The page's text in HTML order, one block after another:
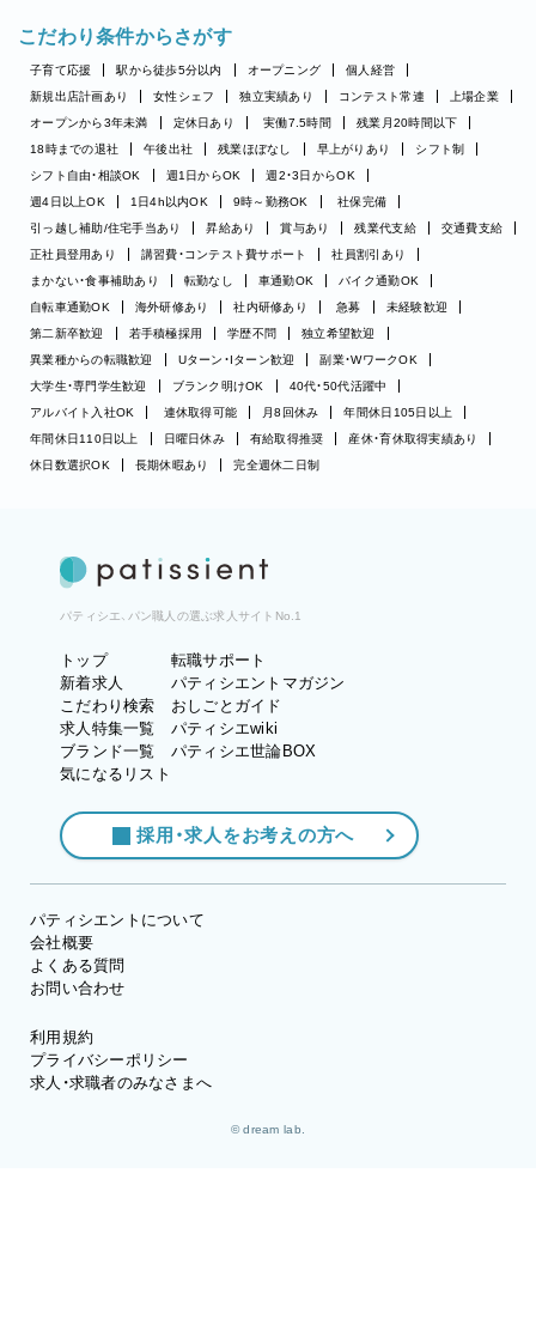
こだわり条件からさがす
子育て応援 駅から徒歩5分以内 オープニング
個人経営
新規出店計画あり
女性シェフ 独立実績あり コンテスト常連
上場企業
オープンから3年未満
定休日あり 実働7.5時間
残業月20時間以下
18時までの退社
午後出社 残業ほぼなし 早上がりあり
シフト制
シフト自由・相談OK
週1日からOK
週2・3日からOK
週4日以上OK
1日4h以内OK 9時～勤務OK
社保完備
引っ越し補助/住宅手当あり
昇給あり 賞与あり 残業代支給
交通費支給
正社員登用あり
講習費・コンテスト費サポート
社員割引あり
まかない・食事補助あり
転勤なし 車通勤OK
バイク通勤OK
自転車通勤OK
海外研修あり 社内研修あり 急募
未経験歓迎
第二新卒歓迎
若手積極採用 学歴不問
独立希望歓迎
異業種からの転職歓迎
Uターン・Iターン歓迎
副業・WワークOK
大学生・専門学生歓迎
ブランク明けOK
40代・50代活躍中
アルバイト入社OK
連休取得可能 月8回休み
年間休日105日以上
年間休日110日以上
日曜日休み 有給取得推奨
産休・育休取得実績あり
休日数選択OK
長期休暇あり 完全週休二日制
パティシエ、パン職人の選ぶ求人サイトNo.1
トップ
新着求人
こだわり検索
求人特集一覧
ブランド一覧
気になるリスト
転職サポート
パティシエントマガジン
おしごとガイド
パティシエwiki
パティシエ世論BOX
採用・求人をお考えの方へ
パティシエントについて
会社概要
よくある質問
お問い合わせ
利用規約
プライバシーポリシー
求人・求職者のみなさまへ
© dream lab.